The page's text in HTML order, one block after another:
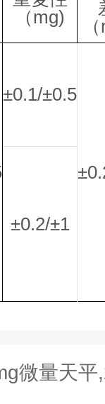
（mg)
±0.1/±0.5
±0.2/±1
天平,220g万